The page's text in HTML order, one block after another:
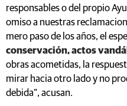
responsables o del propio
omiso a nuestras
mero paso de los años, el
conservación, actos
obras acometidas, la
mirar hacia otro lado y no
debida”, acusan.